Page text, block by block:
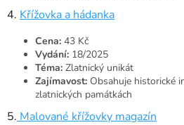
4. Křížovka a hádanka
Cena: 43 Kč
Vydání: 18/2025
Téma: Zlatnický unikát
Zajímavost: Obsahuje historické
zlatnických památkách
5. Malované křížovky magazín